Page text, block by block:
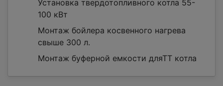
Установка твердотопливного котла 55-
100 кВт
Монтаж бойлера косвенного нагрева
свыше 300 л.
Монтаж буферной емкости дляТТ котла